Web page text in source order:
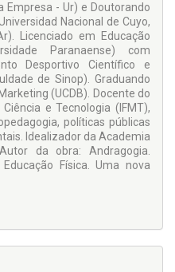
Empresa - Ur) e Doutorando
Nacional de Cuyo,
Licenciado em Educação
Paranaense) com
Desportivo Científico e
de Sinop). Graduando
(UCDB). Docente do
e Tecnologia (IFMT),
políticas públicas
Idealizador da Academia
da obra: Andragogia.
Física. Uma nova